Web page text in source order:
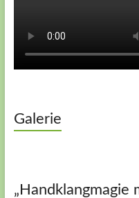
Galerie
„Handklangmagie